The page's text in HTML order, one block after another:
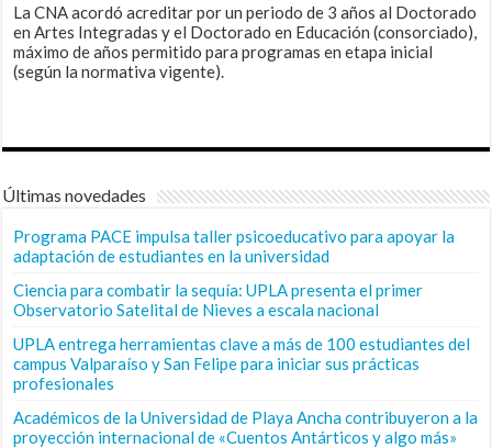
La CNA acordó acreditar por un periodo de 3 años al Doctorado
en Artes Integradas y el Doctorado en Educación (consorciado),
máximo de años permitido para programas en etapa inicial
(según la normativa vigente).
Últimas novedades
Programa PACE impulsa taller psicoeducativo para apoyar la
adaptación de estudiantes en la universidad
Ciencia para combatir la sequía: UPLA presenta el primer
Observatorio Satelital de Nieves a escala nacional
UPLA entrega herramientas clave a más de 100 estudiantes del
campus Valparaíso y San Felipe para iniciar sus prácticas
profesionales
Académicos de la Universidad de Playa Ancha contribuyeron a la
proyección internacional de «Cuentos Antárticos y algo más»